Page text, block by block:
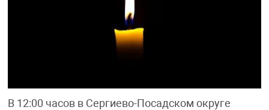
В 12:00 часов в Сергиево-Посадском округе